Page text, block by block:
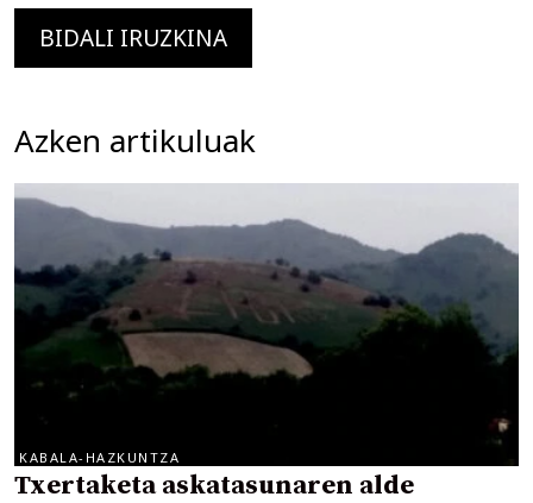
Azken artikuluak
KABALA-HAZKUNTZA
Txertaketa askatasunaren alde